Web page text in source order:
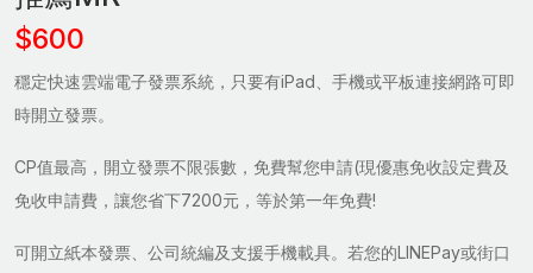
$600
穩定快速雲端電子發票系統，只要有iPad、手機或平板連接網路可即
時開立發票。
CP值最高，開立發票不限張數，免費幫您申請(現優惠免收設定費及
免收申請費，讓您省下7200元，等於第一年免費!
可開立紙本發票、公司統編及支援手機載具。若您的LINEPay或街口